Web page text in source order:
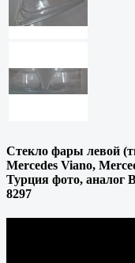
Стекло фары левой
Mercedes Viano,
Турция фото, аналог
8297